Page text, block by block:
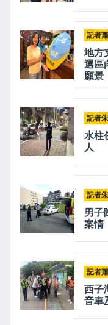
記者
地方
選區
願景
記者
水柱
人
記者
男子
案情
記者
西子
音車